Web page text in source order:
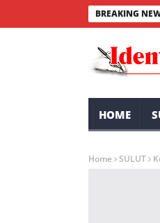
BREAKING
Wabup
HOME
Home SULUT